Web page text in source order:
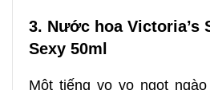
3. Nước hoa Victoria’s
Sexy 50ml
Một tiếng vo vo ngọt